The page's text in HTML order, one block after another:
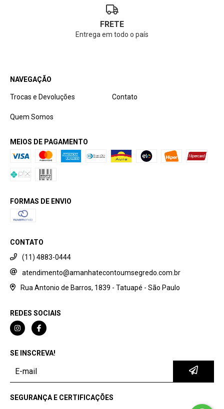
FRETE
Entrega em todo o país
NAVEGAÇÃO
Trocas e Devoluções Contato
Quem Somos
MEIOS DE PAGAMENTO
FORMAS DE ENVIO
CONTATO
(11) 4883-0444
atendimento@amanhatecontoumsegredo.com.br
Rua Antonio de Barros, 1839 - Tatuapé - São Paulo
REDES SOCIAIS
SE INSCREVA!
SEGURANÇA E CERTIFICAÇÕES